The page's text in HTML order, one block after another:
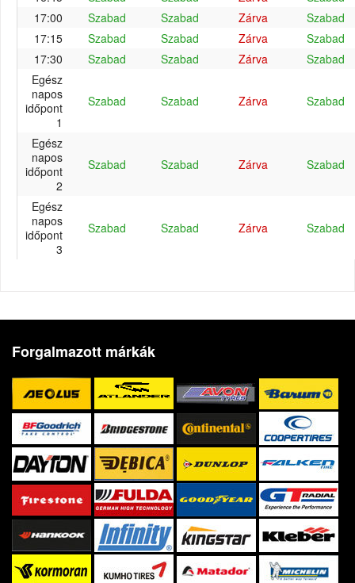
17:00
Szabad Szabad Zárva
Szabad
17:15
Szabad Szabad Zárva
Szabad
17:30
Szabad Szabad Zárva
Szabad
Egész
napos
időpont
1
Szabad Szabad Zárva Szabad
Egész
napos
időpont
2
Szabad Szabad Zárva Szabad
Egész
napos
időpont
3
Szabad Szabad Zárva Szabad
Forgalmazott márkák